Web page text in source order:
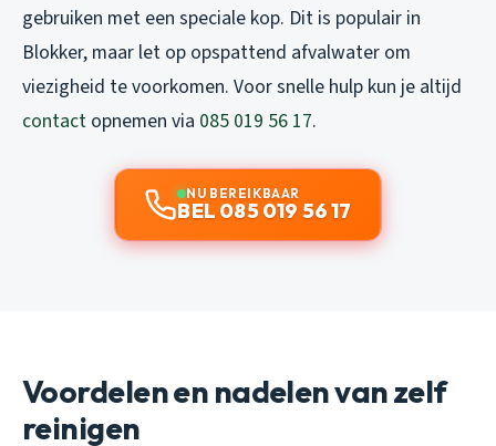
gebruiken met een speciale kop. Dit is populair in
Blokker, maar let op opspattend afvalwater om
viezigheid te voorkomen. Voor snelle hulp kun je altijd
contact opnemen via 085 019 56 17.
NU BEREIKBAAR
BEL 085 019 56 17
Voordelen en nadelen van zelf
reinigen